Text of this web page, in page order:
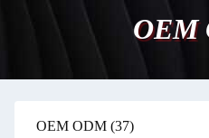
OEM
OEM ODM (37)